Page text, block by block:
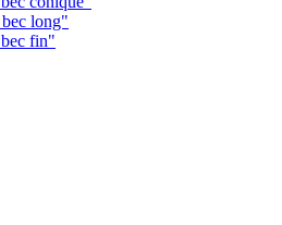
bec long"
bec fin"